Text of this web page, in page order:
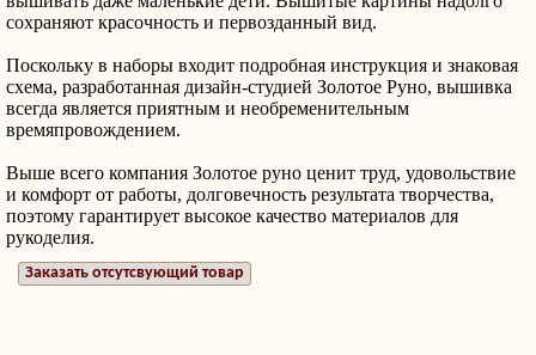
сохраняют красочность и первозданный вид.
Поскольку в наборы входит подробная инструкция и знаковая
схема, разработанная дизайн-студией Золотое Руно, вышивка
всегда является приятным и необременительным
времяпровождением.
Выше всего компания Золотое руно ценит труд, удовольствие
и комфорт от работы, долговечность результата творчества,
поэтому гарантирует высокое качество материалов для
рукоделия.
Заказать отсутсвующий товар